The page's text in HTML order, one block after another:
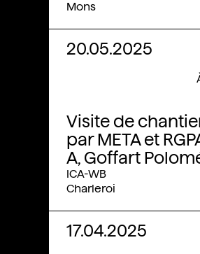
Mons
20.05.2025
Visite de
par META et
A, Goffart
ICA-WB
Charleroi
17.04.2025